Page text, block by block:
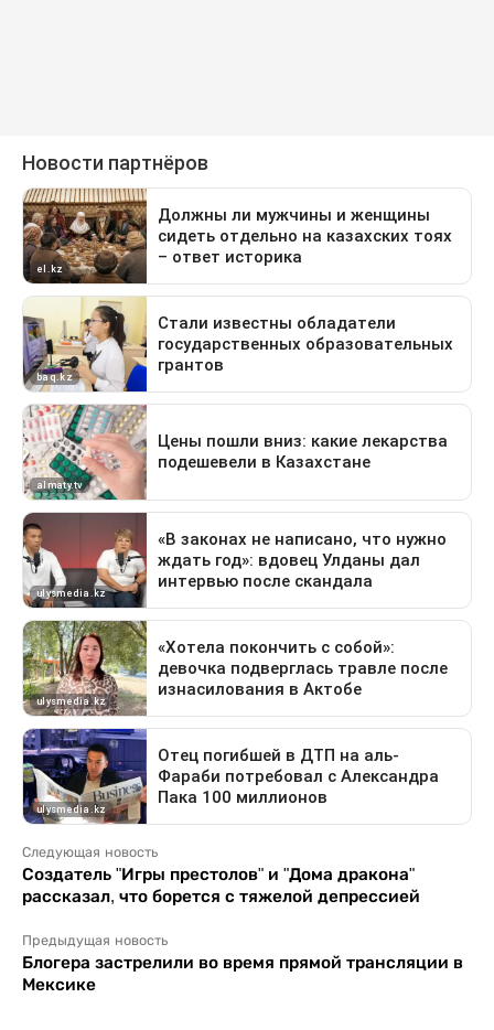
Следующая новость
Создатель "Игры престолов" и "Дома дракона"
рассказал, что борется с тяжелой депрессией
Предыдущая новость
Блогера застрелили во время прямой трансляции в
Мексике